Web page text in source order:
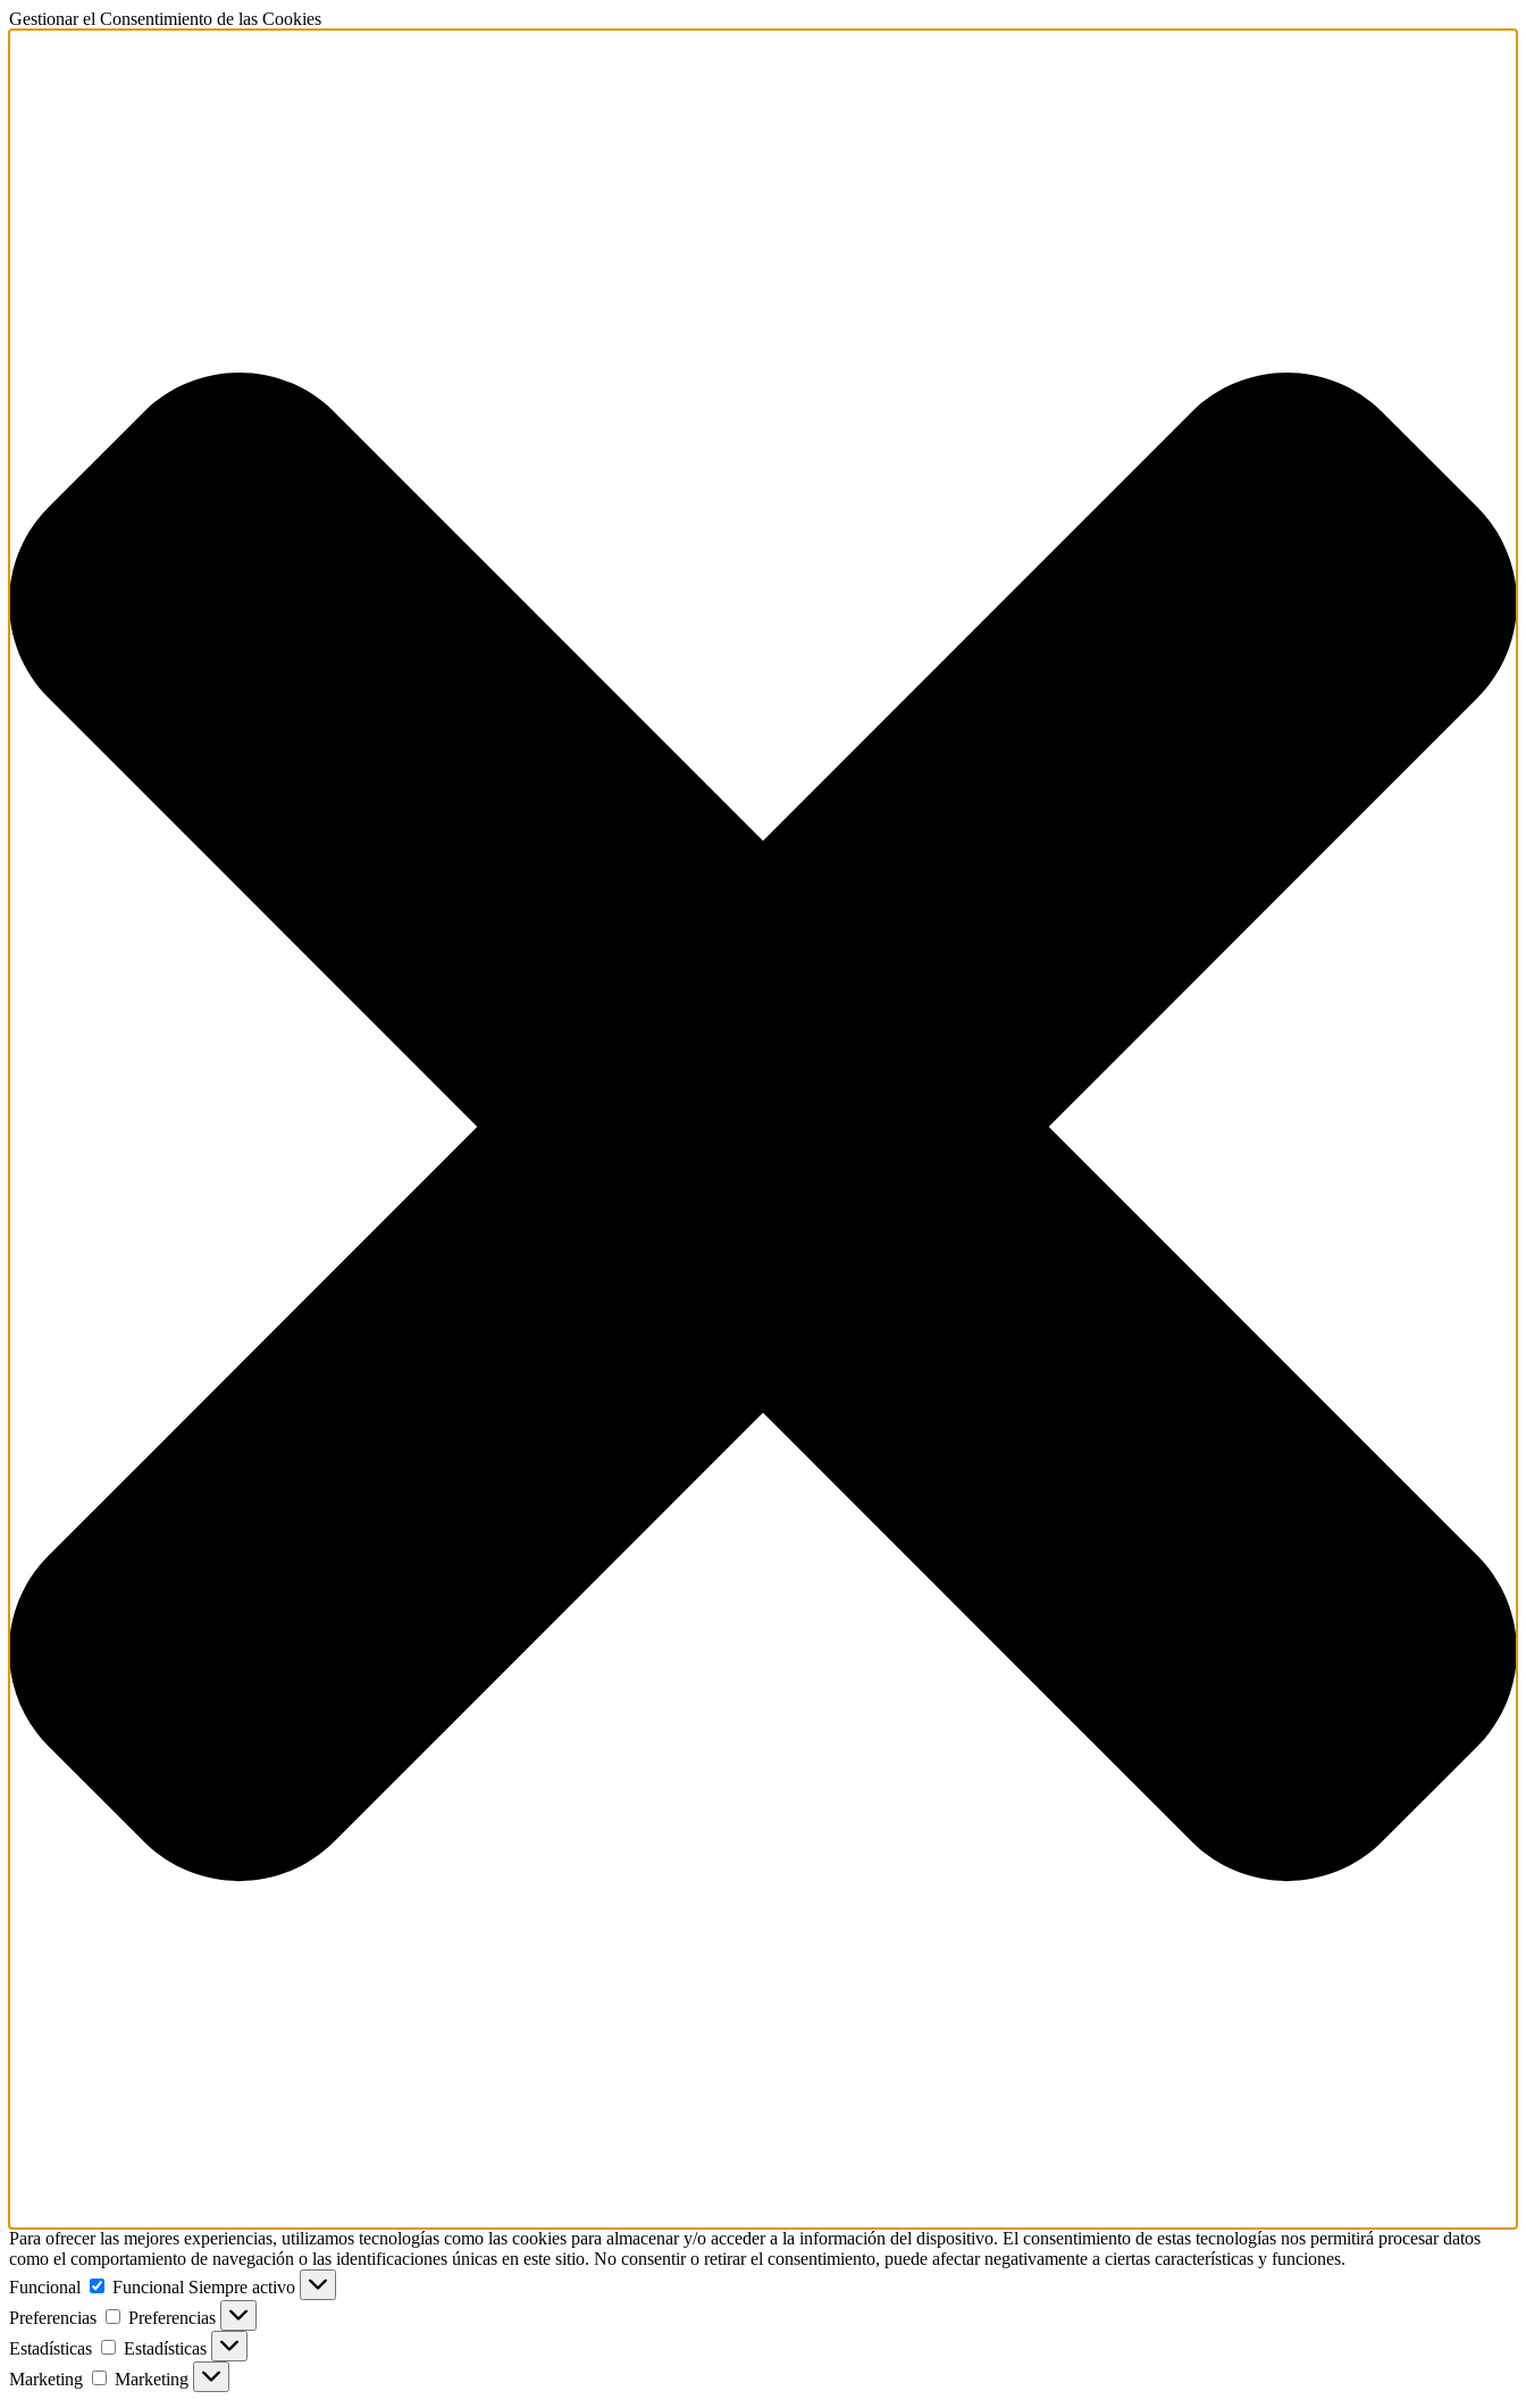
Gestionar el Consentimiento de las Cookies
Para ofrecer las mejores experiencias, utilizamos tecnologías como las cookies para almacenar y/o acceder a la información del dispositivo. El consentimiento de estas tecnologías nos permitirá procesar datos
como el comportamiento de navegación o las identificaciones únicas en este sitio. No consentir o retirar el consentimiento, puede afectar negativamente a ciertas características y funciones.
Funcional
Funcional Siempre activo
Preferencias
Preferencias
Estadísticas
Estadísticas
Marketing
Marketing